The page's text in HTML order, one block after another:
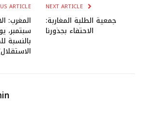
ARTICLE
سبتمبر،
بالنسبة
NEXT ARTICLE
جمعية الطلبة المغاربة:
الاحتفاء بجذورنا